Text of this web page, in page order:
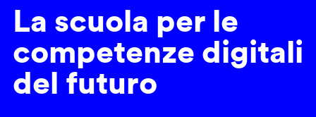
La scuola per le
competenze digitali
del futuro